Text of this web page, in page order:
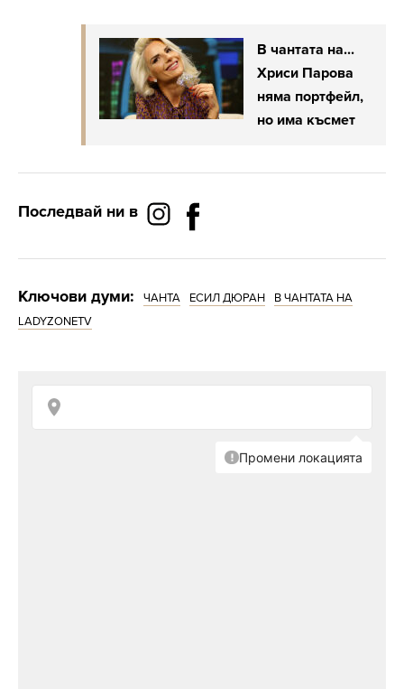
В чантата на...
Хриси Парова
няма портфейл,
но има късмет
Последвай ни в
Ключови думи: ЧАНТА ЕСИЛ ДЮРАН
В ЧАНТАТА НА
LADYZONETV